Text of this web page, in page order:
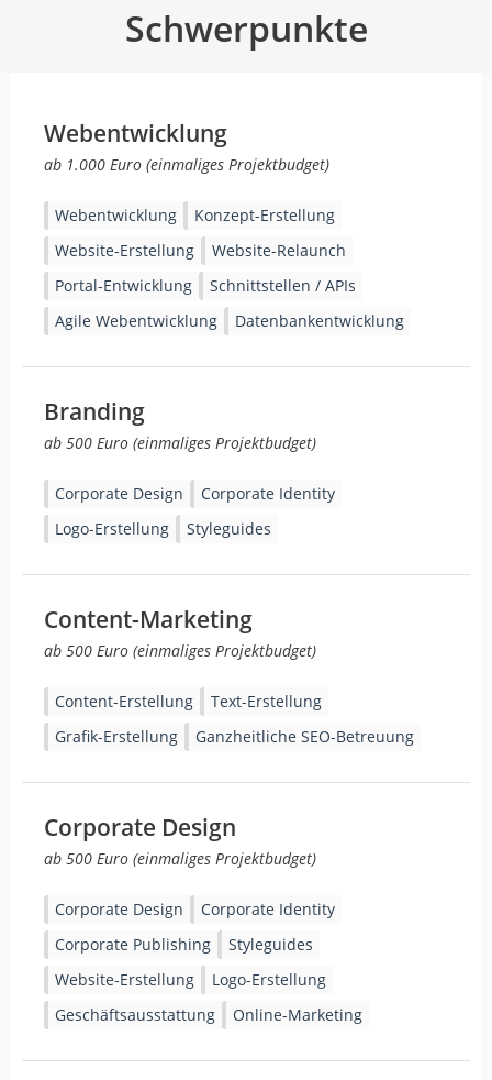
Schwerpunkte
Webentwicklung
ab 1.000 Euro (einmaliges Projektbudget)
Webentwicklung
Konzept-Erstellung
Website-Erstellung
Website-Relaunch
Portal-Entwicklung
Schnittstellen / APIs
Agile Webentwicklung
Datenbankentwicklung
Branding
ab 500 Euro (einmaliges Projektbudget)
Corporate Design
Corporate Identity
Logo-Erstellung
Styleguides
Content-Marketing
ab 500 Euro (einmaliges Projektbudget)
Content-Erstellung
Text-Erstellung
Grafik-Erstellung
Ganzheitliche SEO-Betreuung
Corporate Design
ab 500 Euro (einmaliges Projektbudget)
Corporate Design
Corporate Identity
Corporate Publishing
Styleguides
Website-Erstellung
Logo-Erstellung
Geschäftsausstattung
Online-Marketing